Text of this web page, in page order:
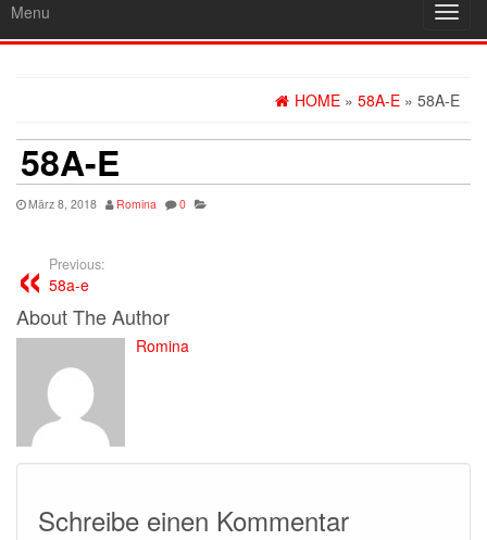
Menu
HOME » 58A-E » 58A-E
58A-E
März 8, 2018 Romina 0
Previous:
58a-e
About The Author
Romina
Schreibe einen Kommentar